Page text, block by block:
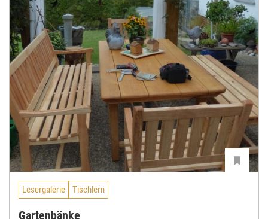
Lesergalerie Tischlern
Gartenbänke